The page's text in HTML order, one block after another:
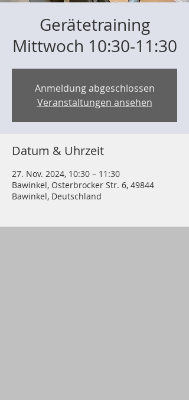
Gerätetraining
Mittwoch 10:30-11:30
Anmeldung abgeschlossen
Veranstaltungen ansehen
Datum & Uhrzeit
27. Nov. 2024, 10:30 – 11:30
Bawinkel, Osterbrocker Str. 6, 49844
Bawinkel, Deutschland